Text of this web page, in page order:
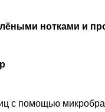
нотками и
с помощью